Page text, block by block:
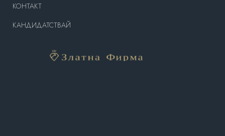
КОНТАКТ
КАНДИДАТСТВАЙ